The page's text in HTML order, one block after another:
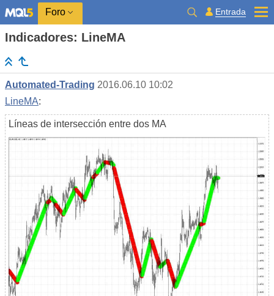
Foro Entrada
Indicadores: LineMA
Automated-Trading 2016.06.10 10:02
LineMA:
Líneas de intersección entre dos MA